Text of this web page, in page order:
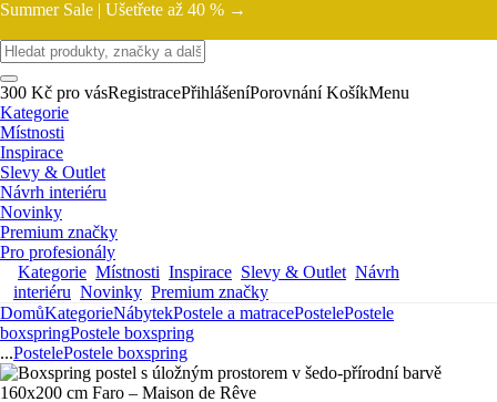
Summer Sale | Ušetřete až 40 % →
300 Kč pro vásRegistracePřihlášeníPorovnání KošíkMenu
Kategorie
Místnosti
Inspirace
Slevy & Outlet
Návrh interiéru
Novinky
Premium značky
Pro profesionály
Kategorie Místnosti Inspirace Slevy & Outlet Návrh
interiéru Novinky Premium značky
DomůKategorieNábytekPostele a matracePostelePostele
boxspringPostele boxspring
...PostelePostele boxspring